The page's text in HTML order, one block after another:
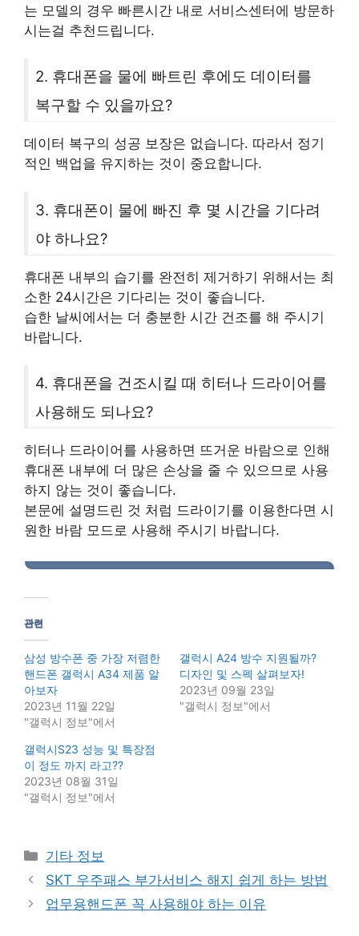
는 모델의 경우 빠른시간 내로 서비스센터에 방문하
시는걸 추천드립니다.
2. 휴대폰을 물에 빠트린 후에도 데이터를
복구할 수 있을까요?
데이터 복구의 성공 보장은 없습니다. 따라서 정기
적인 백업을 유지하는 것이 중요합니다.
3. 휴대폰이 물에 빠진 후 몇 시간을 기다려
야 하나요?
휴대폰 내부의 습기를 완전히 제거하기 위해서는 최
소한 24시간은 기다리는 것이 좋습니다.
습한 날씨에서는 더 충분한 시간 건조를 해 주시기
바랍니다.
4. 휴대폰을 건조시킬 때 히터나 드라이어를
사용해도 되나요?
히터나 드라이어를 사용하면 뜨거운 바람으로 인해
휴대폰 내부에 더 많은 손상을 줄 수 있으므로 사용
하지 않는 것이 좋습니다.
본문에 설명드린 것 처럼 드라이기를 이용한다면 시
원한 바람 모드로 사용해 주시기 바랍니다.
관련
삼성 방수폰 중 가장 저렴한
핸드폰 갤럭시 A34 제품 알
아보자
2023년 11월 22일
"갤럭시 정보"에서
갤럭시 A24 방수 지원될까?
디자인 및 스펙 살펴보자!
2023년 09월 23일
"갤럭시 정보"에서
갤럭시S23 성능 및 특장점
이 정도 까지 라고??
2023년 08월 31일
"갤럭시 정보"에서
Categories
기타 정보
SKT 우주패스 부가서비스 해지 쉽게 하는 방법
업무용핸드폰 꼭 사용해야 하는 이유